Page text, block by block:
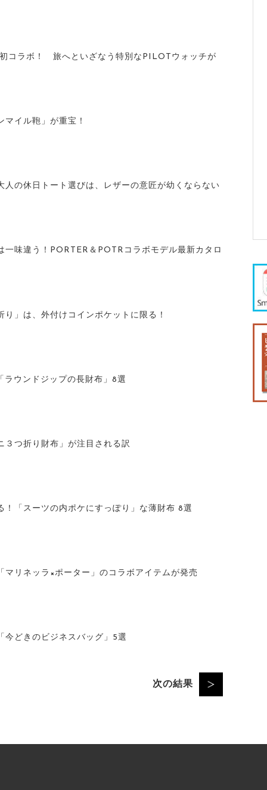
コラボ！ 旅へといざなう特別なPILOTウォッチが
マイル鞄」が重宝！
人の休日トート選びは、レザーの意匠が幼くならない
一味違う！PORTER＆POTRコラボモデル最新カタロ
り」は、外付けコインポケットに限る！
ラウンドジップの長財布」8選
３つ折り財布」が注目される訳
！「スーツの内ポケにすっぽり」な薄財布 8選
マリネッラ×ポーター」のコラボアイテムが発売
今どきのビジネスバッグ」5選
次の結果